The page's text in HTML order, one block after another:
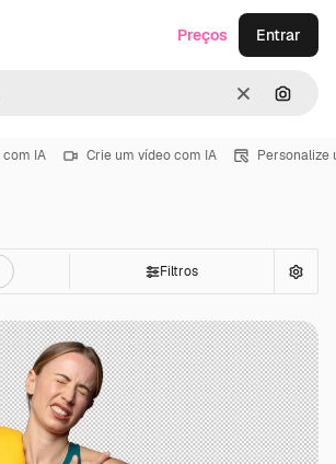
Limpar
Preços Entrar
IA Crie um vídeo com IA Personalize
Filtros